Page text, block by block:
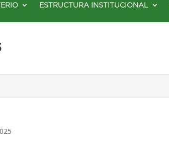
ESTRUCTURA INSTITUCIONAL